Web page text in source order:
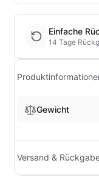
Einfache
14 Tage
Gewicht
Versand &